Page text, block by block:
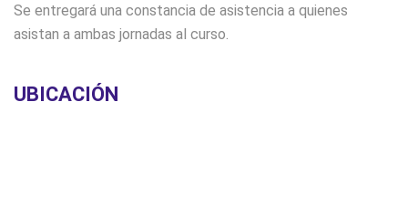
Se entregará una constancia de asistencia a quienes
asistan a ambas jornadas al curso.
UBICACIÓN